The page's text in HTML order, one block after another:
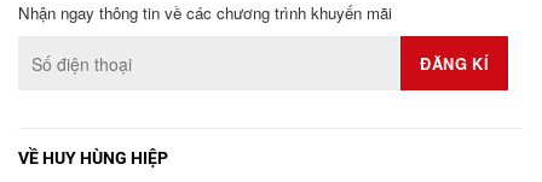
Nhận ngay thông tin về các chương trình khuyến mãi
VỀ HUY HÙNG HIỆP